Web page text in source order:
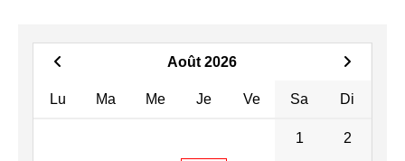
Août 2026
Lu Ma Me Je Ve Sa Di
1 2